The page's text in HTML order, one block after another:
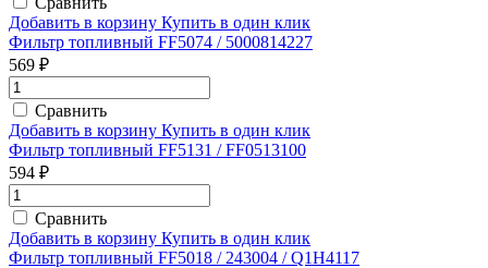
Добавить в корзину Купить в один клик
Фильтр топливный FF5074 / 5000814227
569 ₽
Сравнить
Добавить в корзину Купить в один клик
Фильтр топливный FF5131 / FF0513100
594 ₽
Сравнить
Добавить в корзину Купить в один клик
Фильтр топливный FF5018 / 243004 / Q1H4117